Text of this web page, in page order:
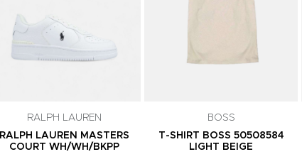
RALPH LAUREN
RALPH LAUREN MASTERS
COURT WH/WH/BKPP
BOSS
T-SHIRT BOSS 50508584
LIGHT BEIGE